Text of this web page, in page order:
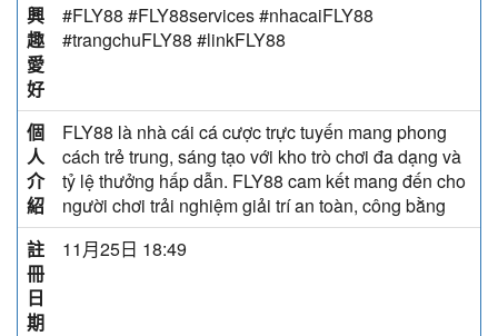
興
趣
愛
好
#FLY88 #FLY88services #nhacaiFLY88
#trangchuFLY88 #linkFLY88
個
人
介
紹
FLY88 là nhà cái cá cược trực tuyến mang phong
cách trẻ trung, sáng tạo với kho trò chơi đa dạng và
tỷ lệ thưởng hấp dẫn. FLY88 cam kết mang đến cho
người chơi trải nghiệm giải trí an toàn, công bằng
註
冊
日
期
11月25日 18:49